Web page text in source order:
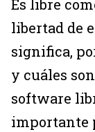
Es libre
libertad de
significa,
y cuáles
software
importante